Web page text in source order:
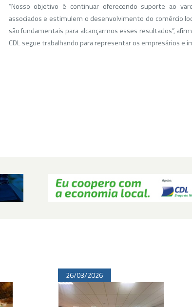
“Nosso objetivo é continuar oferecendo suporte ao
associados e estimulem o desenvolvimento do comércio
são fundamentais para alcançarmos esses resultados”,
CDL segue trabalhando para representar os empresários e
26/03/2026